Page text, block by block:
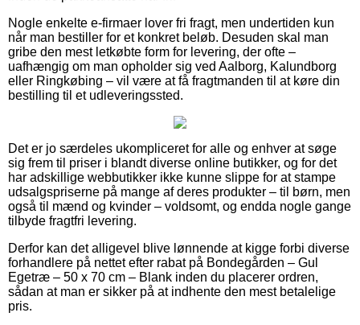
Nogle enkelte e-firmaer lover fri fragt, men undertiden kun
når man bestiller for et konkret beløb. Desuden skal man
gribe den mest letkøbte form for levering, der ofte –
uafhængig om man opholder sig ved Aalborg, Kalundborg
eller Ringkøbing – vil være at få fragtmanden til at køre din
bestilling til et udleveringssted.
Det er jo særdeles ukompliceret for alle og enhver at søge
sig frem til priser i blandt diverse online butikker, og for det
har adskillige webbutikker ikke kunne slippe for at stampe
udsalgspriserne på mange af deres produkter – til børn, men
også til mænd og kvinder – voldsomt, og endda nogle gange
tilbyde fragtfri levering.
Derfor kan det alligevel blive lønnende at kigge forbi diverse
forhandlere på nettet efter rabat på Bondegården – Gul
Egetræ – 50 x 70 cm – Blank inden du placerer ordren,
sådan at man er sikker på at indhente den mest betalelige
pris.